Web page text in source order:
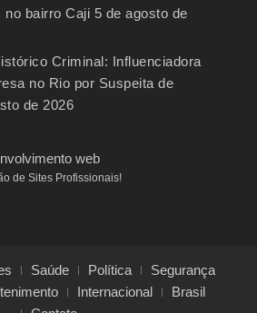
no bairro Caji 5 de agosto de
Criminal: Influenciadora
no Rio por Suspeita de
de 2026
de Sites Profissionais!
Saúde Política
Segurança
Internacional
Brasil